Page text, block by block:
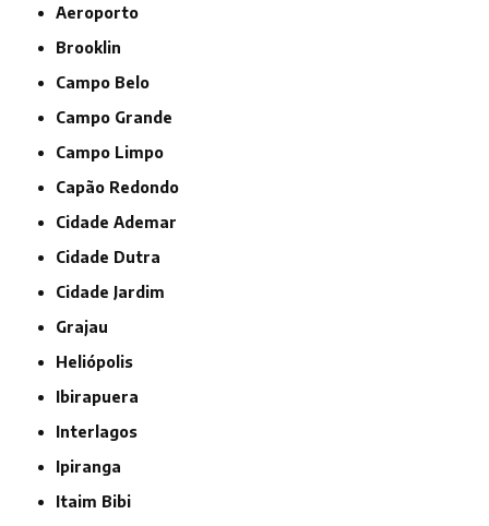
Aeroporto
Brooklin
Campo Belo
Campo Grande
Campo Limpo
Capão Redondo
Cidade Ademar
Cidade Dutra
Cidade Jardim
Grajau
Heliópolis
Ibirapuera
Interlagos
Ipiranga
Itaim Bibi